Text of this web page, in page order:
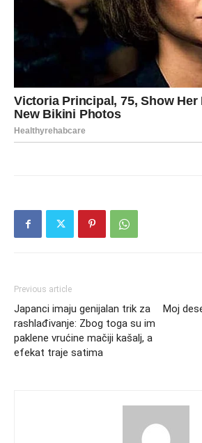
Previous article
Japanci imaju genijalan trik za
rashlađivanje: Zbog toga su im
paklene vrućine mačiji kašalj, a
efekat traje satima
Moj